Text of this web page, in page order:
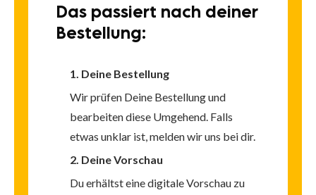
Das passiert nach deiner
Bestellung:
1. Deine Bestellung
Wir prüfen Deine Bestellung und
bearbeiten diese Umgehend. Falls
etwas unklar ist, melden wir uns bei dir.
2. Deine Vorschau
Du erhältst eine digitale Vorschau zu